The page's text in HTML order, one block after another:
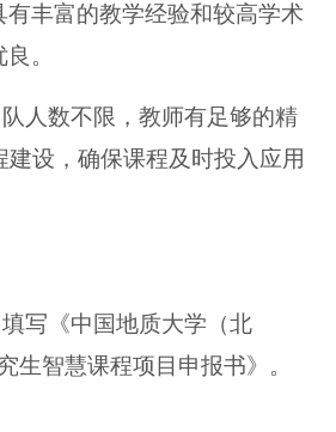
丰富的教学经验和较高学术
。
人数不限，教师有足够的精
设，确保课程及时投入应用
写《中国地质大学（北
生智慧课程项目申报书》。